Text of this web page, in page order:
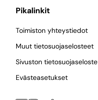
Pikalinkit
Toimiston yhteystiedot
Muut tietosuojaselosteet
Sivuston tietosuojaseloste
Evästeasetukset